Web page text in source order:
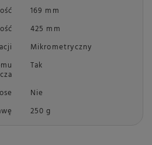
169 mm
425 mm
Mikrometryczny
Tak
Nie
250 g